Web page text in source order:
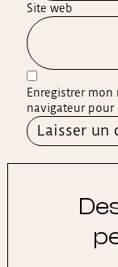
Site web
Enregistrer
navigateur pour